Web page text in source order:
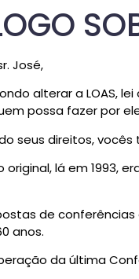
José,
alterar a LOAS,
possa fazer por
seus direitos, vocês
original, lá em 1993,
de
anos.
da última